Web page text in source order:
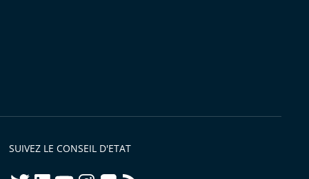
SUIVEZ LE CONSEIL D'ETAT